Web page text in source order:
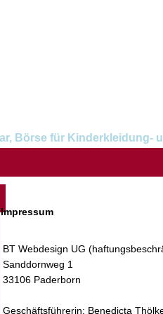
Impressum
BT Webdesign UG
Sanddornweg 1
33106 Paderborn
Geschäftsführerin: Benedicta